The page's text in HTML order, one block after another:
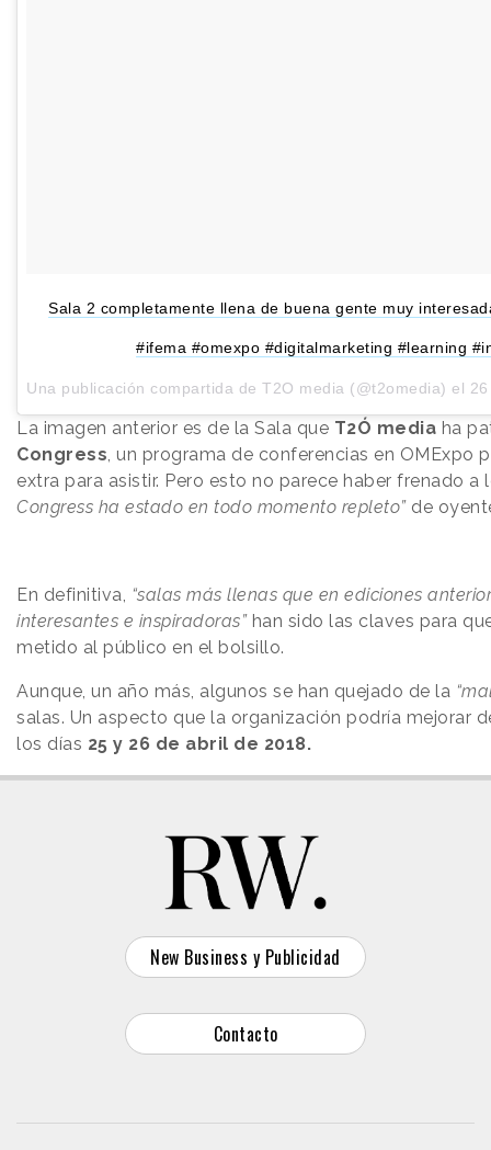
Sala 2 completamente llena de buena gente muy
#ifema #omexpo #digitalmarketing #learning
Una publicación compartida de T2O media (@t2omedia) el
La imagen anterior es de la Sala que T2Ó media ha
Congress , un programa de conferencias en OMExpo
extra para asistir. Pero esto no parece haber frenado
Congress ha estado en todo momento repleto”de
En definitiva,
“salas más llenas que en ediciones
interesantes e inspiradoras” han sido las claves para
metido al público en el bolsillo.
Aunque, un año más, algunos se han quejado de la
salas. Un aspecto que la organización podría mejorar
los días 25 y 26 de abril de 2018.
New Business y Publicidad
Contacto